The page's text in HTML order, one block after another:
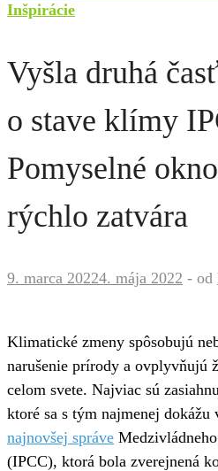
Inšpirácie
Vyšla druhá
o stave klímy
Pomyselné
rýchlo zatvára
9. marca 20224. mája 2022 - od
Klimatické zmeny spôsobujú
narušenie prírody a ovplyvňujú
celom svete. Najviac sú
ktoré sa s tým najmenej
najnovšej správe
(IPCC), ktorá bola zverejnená